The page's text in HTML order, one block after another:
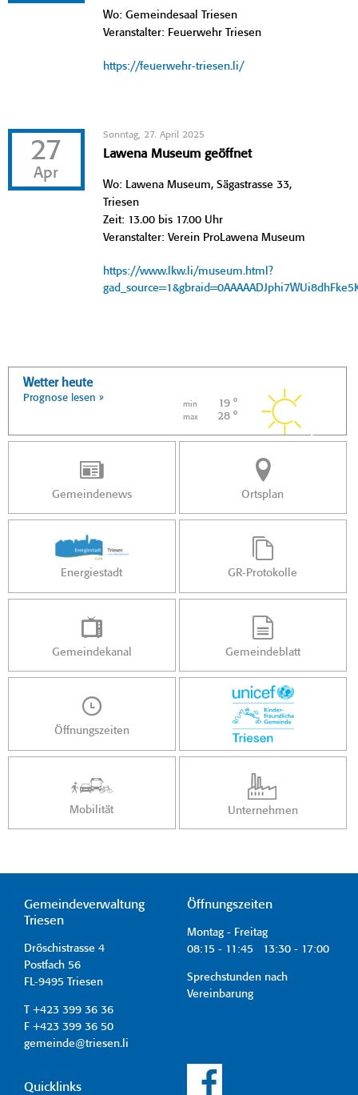
Wo: Gemeindesaal Triesen
Veranstalter: Feuerwehr Triesen
https://feuerwehr-triesen.li/
27
Apr
Sonntag, 27. April 2025
Lawena Museum geöffnet
Wo: Lawena Museum, Sägastrasse 33,
Triesen
Zeit: 13.00 bis 17.00 Uhr
Veranstalter: Verein ProLawena Museum
https://www.lkw.li/museum.html?
Wetter heute
Prognose lesen »
min 19 °
max 28 °
Gemeindenews Ortsplan
Energiestadt GR-Protokolle
Gemeindekanal Gemeindeblatt
Öffnungszeiten
Mobilität Unternehmen
Gemeindeverwaltung
Triesen
Dröschistrasse 4
Postfach 56
FL-9495 Triesen
T +423 399 36 36
F +423 399 36 50
gemeinde@triesen.li
Öffnungszeiten
Montag - Freitag
08:15 - 11:45 13:30 - 17:00
Sprechstunden nach
Vereinbarung
Quicklinks